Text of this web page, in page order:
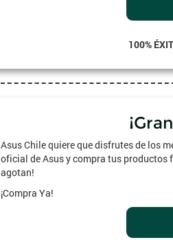
100%
Asus Chile quiere que disfrutes de los
oficial de Asus y compra tus productos
agotan!
¡Compra Ya!